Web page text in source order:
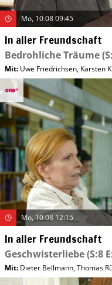
Mo, 10.08 09:45
In aller Freundschaft
Bedrohliche Träume
Mit: Uwe Friedrichsen, Karsten
Mo, 10.08 12:15
In aller Freundschaft
Geschwisterliebe(S:8
Mit: Dieter Bellmann,Thomas